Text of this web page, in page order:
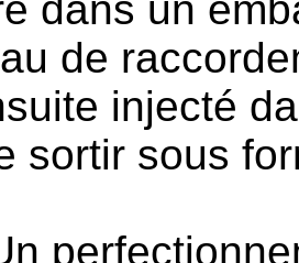
de
injecté
sortir sous